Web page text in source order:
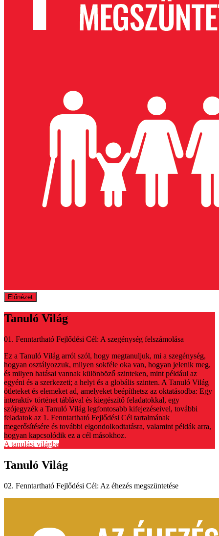
Előnézet
Tanuló Világ
01. Fenntartható Fejlődési Cél: A szegénység felszámolása
Ez a Tanuló Világ arról szól, hogy megtanuljuk, mi a szegénység,
hogyan osztályozzuk, milyen sokféle oka van, hogyan jelenik meg,
és milyen hatásai vannak különböző szinteken, mint például az
egyéni és a szerkezeti; a helyi és a globális szinten. A Tanuló Világ
ötleteket és elemeket ad, amelyeket beépíthetsz az oktatásodba: Egy
interaktív történet táblával és kiegészítő feladatokkal, egy
szójegyzék a Tanuló Világ legfontosabb kifejezéseivel, további
feladatok az 1. Fenntartható Fejlődési Cél tartalmának
megerősítésére és további elgondolkodtatásra, valamint példák arra,
hogyan kapcsolódik ez a cél másokhoz.
A tanulási világba
Tanuló Világ
02. Fenntartható Fejlődési Cél: Az éhezés megszüntetése